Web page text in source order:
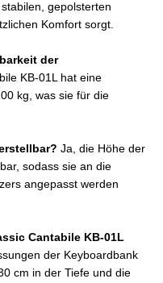
gepolsterten
Komfort sorgt.
der
KB-01L hat eine
kg, was sie für die
Ja, die Höhe der
sodass sie an die
angepasst werden
Cantabile KB-01L
der Keyboardbank
cm in der Tiefe und die